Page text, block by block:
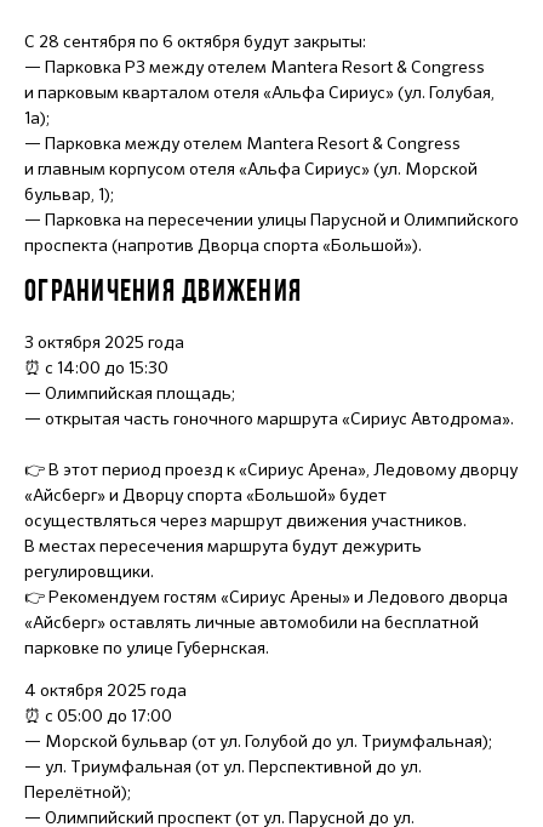
С 28 сентября по 6 октября будут закрыты:
— Парковка Р3 между отелем Mantera Resort & Congress
и парковым кварталом отеля «Альфа Сириус» (ул. Голубая,
1а);
— Парковка между отелем Mantera Resort & Congress
и главным корпусом отеля «Альфа Сириус» (ул. Морской
бульвар, 1);
— Парковка на пересечении улицы Парусной и Олимпийского
проспекта (напротив Дворца спорта «Большой»).
ОГРАНИЧЕНИЯ ДВИЖЕНИЯ
3 октября 2025 года
⏰ с 14:00 до 15:30
— Олимпийская площадь;
— открытая часть гоночного маршрута «Сириус Автодрома».
👉 В этот период проезд к «Сириус Арена», Ледовому дворцу
«Айсберг» и Дворцу спорта «Большой» будет
осуществляться через маршрут движения участников.
В местах пересечения маршрута будут дежурить
регулировщики.
👉 Рекомендуем гостям «Сириус Арены» и Ледового дворца
«Айсберг» оставлять личные автомобили на бесплатной
парковке по улице Губернская.
4 октября 2025 года
⏰ с 05:00 до 17:00
— Морской бульвар (от ул. Голубой до ул. Триумфальная);
— ул. Триумфальная (от ул. Перспективной до ул.
Перелётной);
— Олимпийский проспект (от ул. Парусной до ул.